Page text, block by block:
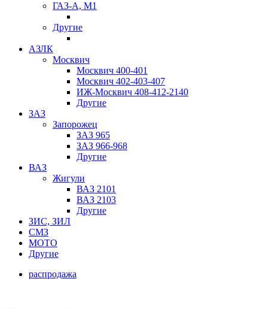
ГАЗ-А, М1
Другие
АЗЛК
Москвич
Москвич 400-401
Москвич 402-403-407
ИЖ-Москвич 408-412-2140
Другие
ЗАЗ
Запорожец
ЗАЗ 965
ЗАЗ 966-968
Другие
ВАЗ
Жигули
ВАЗ 2101
ВАЗ 2103
Другие
ЗИС, ЗИЛ
СМЗ
МОТО
Другие
распродажа